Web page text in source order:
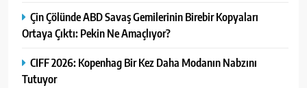
Çin Çölünde ABD Savaş Gemilerinin Birebir Kopyaları
Ortaya Çıktı: Pekin Ne Amaçlıyor?
CIFF 2026: Kopenhag Bir Kez Daha Modanın Nabzını
Tutuyor